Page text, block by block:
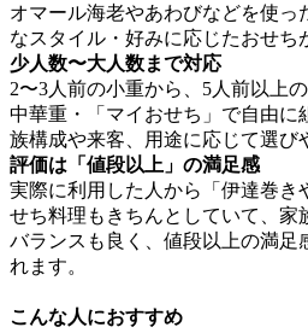
オマール海老やあわびなどを使っ
なスタイル・好みに応じたおせち
少人数〜大人数まで対応
2〜3人前の小重から、5人前以上
中華重・「マイおせち」で自由に
族構成や来客、用途に応じて選び
評価は「値段以上」の満足感
実際に利用した人から「伊達巻き
せち料理もきちんとしていて、家
バランスも良く、値段以上の満足
れます。
こんな人におすすめ